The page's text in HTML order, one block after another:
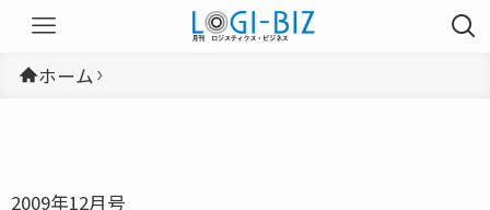
ホーム
2009年12月号